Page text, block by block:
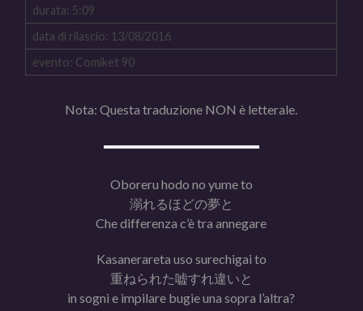
durata: 5:09
data di rilascio: 13/08/2016
evento: Comiket 90
Nota: Questa traduzione NON è letterale.
Oboreru hodo no yume to
溺れるほどの夢と
Che differenza c’è tra annegare
Kasanerareta uso surechigai to
重ねられた嘘すれ違いと
in sogni e impilare bugie una sopra l’altra?